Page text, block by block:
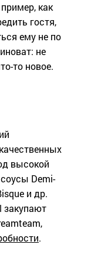
как
гостя,
ему не по
не
то новое.
высокой
Demi-
и др.
закупают
.